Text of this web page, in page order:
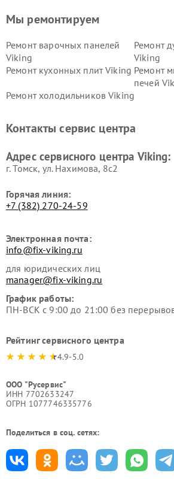
Мы ремонтируем
Ремонт варочных панелей
Viking
Ремонт
Viking
Ремонт кухонных плит Viking Ремонт
печей
Ремонт холодильников Viking
Контакты сервис центра
Адрес сервисного центра Viking:
г. Томск, ул. Нахимова, 8с2
Горячая линия:
+7 (382) 270-24-59
Электронная почта:
info@fix-viking.ru
для юридических лиц
manager@fix-viking.ru
График работы:
ПН-ВСК с 9:00 до 21:00 без
Рейтинг сервисного центра
4.9-5.0
ООО "Русервис"
ИНН 7702633247
ОГРН 1077746335776
Поделиться в соц. сетях: